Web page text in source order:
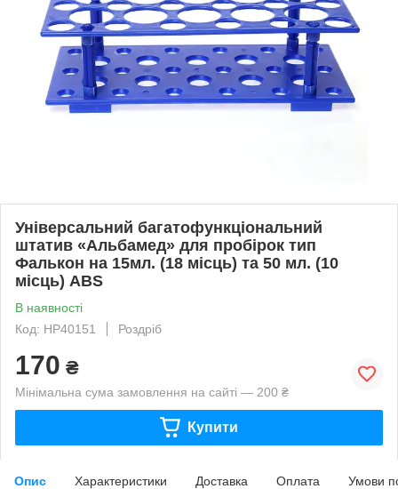
Універсальний багатофункціональний
штатив «Альбамед» для пробірок тип
Фалькон на 15мл. (18 місць) та 50 мл. (10
місць) ABS
В наявності
Код: HP40151
Роздріб
170 ₴
Мінімальна сума замовлення на сайті — 200 ₴
Купити
Опис Характеристики Доставка Оплата Умови